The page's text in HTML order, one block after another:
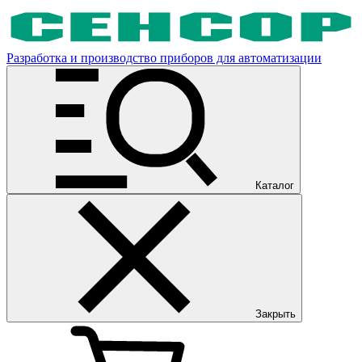
Разработка и производство приборов для автоматизации
Каталог
Закрыть